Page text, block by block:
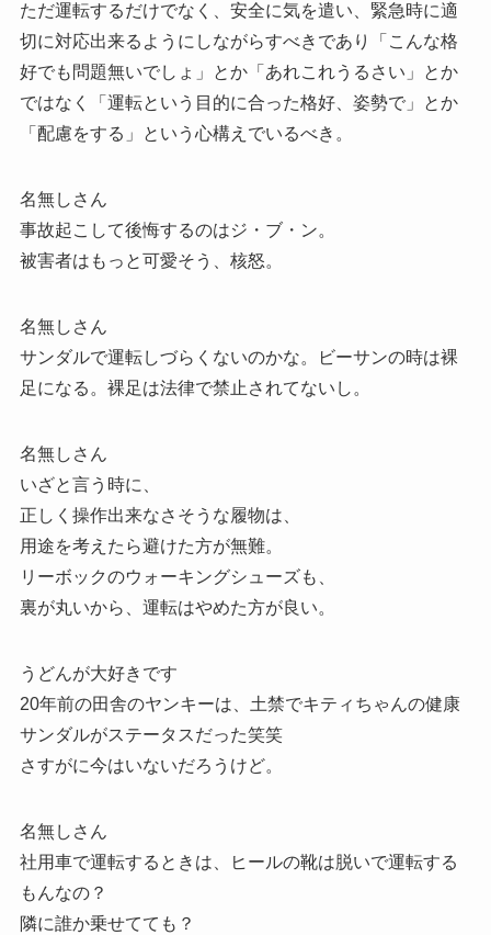
ただ運転するだけでなく、安全に気を遣い、緊急時に適
切に対応出来るようにしながらすべきであり「こんな格
好でも問題無いでしょ」とか「あれこれうるさい」とか
ではなく「運転という目的に合った格好、姿勢で」とか
「配慮をする」という心構えでいるべき。
名無しさん
事故起こして後悔するのはジ・ブ・ン。
被害者はもっと可愛そう、核怒。
名無しさん
サンダルで運転しづらくないのかな。ビーサンの時は裸
足になる。裸足は法律で禁止されてないし。
名無しさん
いざと言う時に、
正しく操作出来なさそうな履物は、
用途を考えたら避けた方が無難。
リーボックのウォーキングシューズも、
裏が丸いから、運転はやめた方が良い。
うどんが大好きです
20年前の田舎のヤンキーは、土禁でキティちゃんの健康
サンダルがステータスだった笑笑
さすがに今はいないだろうけど。
名無しさん
社用車で運転するときは、ヒールの靴は脱いで運転する
もんなの？
隣に誰か乗せてても？